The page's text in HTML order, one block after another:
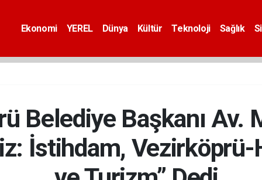
Ekonomi YEREL Dünya Kültür Teknoloji Sağlık
Belediye Başkanı Av.
İstihdam, Vezirköprü-